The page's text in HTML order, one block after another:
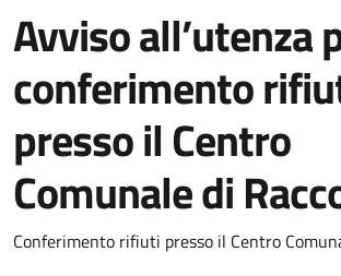
Avviso all’utenza
conferimento
presso il Centro
Comunale di
Dettagli della notizia
Conferimento rifiuti presso il Centro